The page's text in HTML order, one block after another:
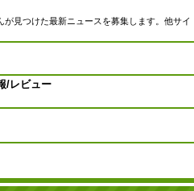
が見つけた最新ニュースを募集します。他サイ
/レビュー